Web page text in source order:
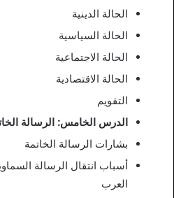
الحالة الدينية
الحالة السياسية
الحالة الاجتماعية
الحالة الاقتصادية
التقويم
الدرس الخامس: الرسالة
بشارات الرسالة الخاتمة
أسباب انتقال الرسالة
العرب